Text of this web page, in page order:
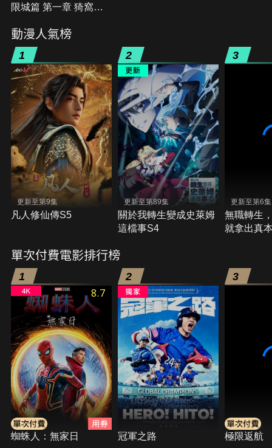
限城篇 第一章 猗窩座
動漫人氣榜
1
更新至第9集
凡人修仙傳S5
2
更新至第89集
關於我轉生變成史萊姆
這檔事S4
3
更新至第6集
無職轉生
就拿出真
單次付費電影排行榜
1
8.7
蜘蛛人：無家日
2
冠軍之路
3
極限返航